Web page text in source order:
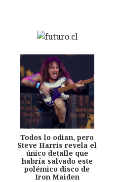
Todos lo odian, pero
Steve Harris revela el
único detalle que
habría salvado este
polémico disco de
Iron Maiden